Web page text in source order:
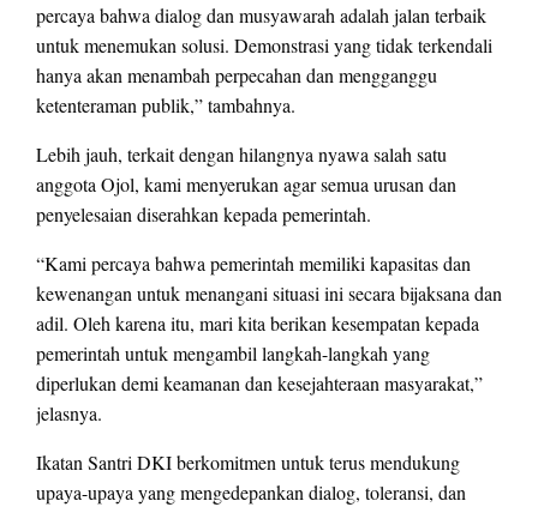
percaya bahwa dialog dan musyawarah adalah jalan terbaik
untuk menemukan solusi. Demonstrasi yang tidak terkendali
hanya akan menambah perpecahan dan mengganggu
ketenteraman publik,” tambahnya.
Lebih jauh, terkait dengan hilangnya nyawa salah satu
anggota Ojol, kami menyerukan agar semua urusan dan
penyelesaian diserahkan kepada pemerintah.
“Kami percaya bahwa pemerintah memiliki kapasitas dan
kewenangan untuk menangani situasi ini secara bijaksana dan
adil. Oleh karena itu, mari kita berikan kesempatan kepada
pemerintah untuk mengambil langkah-langkah yang
diperlukan demi keamanan dan kesejahteraan masyarakat,”
jelasnya.
Ikatan Santri DKI berkomitmen untuk terus mendukung
upaya-upaya yang mengedepankan dialog, toleransi, dan